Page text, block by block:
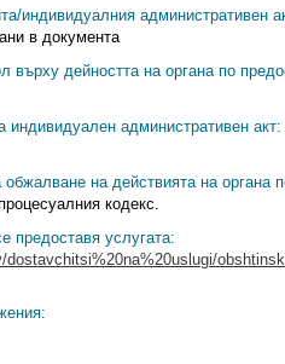
индивидуалния административен
в документа
дейността на органа по
индивидуален административен акт:
на действията на органа
кодекс.
предоставя услугата:
dostavchitsi%20na%20uslugi/